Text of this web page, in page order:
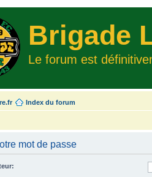
Brigade
Le forum est
Index du forum
mot de passe